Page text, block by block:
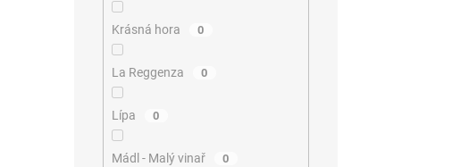
Krásná hora 0
La Reggenza 0
Lípa 0
Mádl - Malý vinař 0